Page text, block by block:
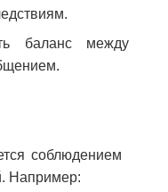
баланс между
соблюдением
Например: